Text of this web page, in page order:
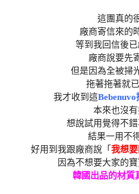
這團真的
廠商寄信來的
等到我回信後
廠商說要先
但是因為全被掃
拖著拖著就
我才收到這
本來也沒有
想說試用覺得不
結果一用不
好用到我跟廠商說「 我想要
因為不想要大家的
韓國出品的材質